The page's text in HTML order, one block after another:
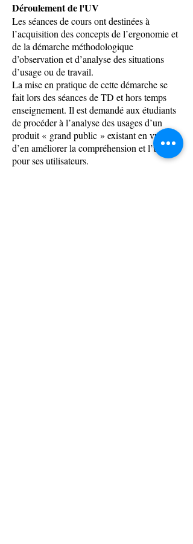
Déroulement de l'UV
Les séances de cours ont destinées à
l’acquisition des concepts de l’ergonomie et
de la démarche méthodologique
d’observation et d’analyse des situations
d’usage ou de travail.
La mise en pratique de cette démarche se
fait lors des séances de TD et hors temps
enseignement. Il est demandé aux étudiants
de procéder à l’analyse des usages d’un
produit « grand public » existant en vue
d’en améliorer la compréhension et l’usage
pour ses utilisateurs.